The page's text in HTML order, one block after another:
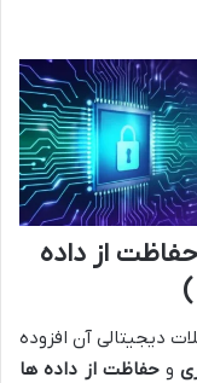
از داده
دیجیتالی آن افزوده
وحفاظت از داده ها